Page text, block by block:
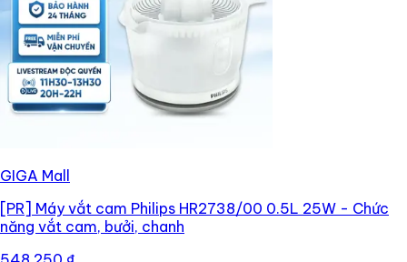
GIGA Mall
[PR] Máy vắt cam Philips HR2738/00 0.5L 25W - Chức
năng vắt cam, bưởi, chanh